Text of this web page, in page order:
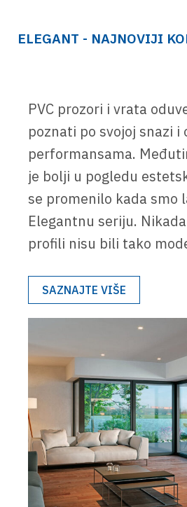
ELEGANT - NAJNOVIJI
PVC prozori i vrata
poznati po svojoj snazi i
performansama.
je bolji u pogledu
se promenilo kada smo
Elegantnu seriju.
profili nisu bili tako
SAZNAJTE VIŠE